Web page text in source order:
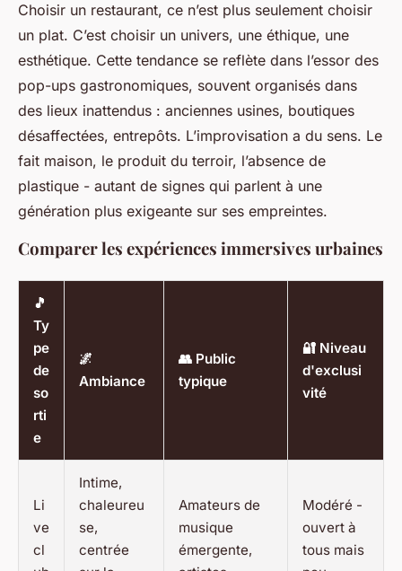
Choisir un restaurant, ce n’est plus seulement choisir
un plat. C’est choisir un univers, une éthique, une
esthétique. Cette tendance se reflète dans l’essor des
pop-ups gastronomiques, souvent organisés dans
des lieux inattendus : anciennes usines, boutiques
désaffectées, entrepôts. L’improvisation a du sens. Le
fait maison, le produit du terroir, l’absence de
plastique - autant de signes qui parlent à une
génération plus exigeante sur ses empreintes.
Comparer les expériences immersives urbaines
🎵
Ty
pe
de
so
rti
e
🌌
Ambiance
👥 Public
typique
🔐 Niveau
d'exclusi
vité
Li
ve
cl
Intime,
chaleureu
se,
centrée
Amateurs de
musique
émergente,
Modéré -
ouvert à
tous mais